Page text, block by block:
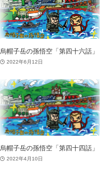
烏帽子岳の孫悟空「第四十六話」
2022年6月12日
烏帽子岳の孫悟空「第四十四話」
2022年4月10日